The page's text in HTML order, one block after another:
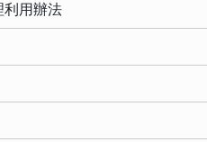
利用辦法